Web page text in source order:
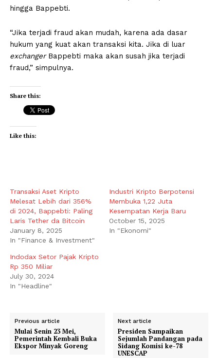
hingga Bappebti.
“Jika terjadi fraud akan mudah, karena ada dasar
hukum yang kuat akan transaksi kita. Jika di luar
exchanger Bappebti maka akan susah jika terjadi
fraud,” simpulnya.
Share this:
Like this:
Transaksi Aset Kripto
Melesat Lebih dari 356%
di 2024, Bappebti: Paling
Laris Tether da Bitcoin
January 8, 2025
In "Finance & Investment"
Industri Kripto Berpotensi
Membuka 1,22 Juta
Kesempatan Kerja Baru
October 15, 2025
In "Ekonomi"
Indodax Setor Pajak Kripto
Rp 350 Miliar
July 30, 2024
In "Headline"
Previous article
Mulai Senin 23 Mei,
Pemerintah Kembali Buka
Ekspor Minyak Goreng
Next article
Presiden Sampaikan
Sejumlah Pandangan pada
Sidang Komisi ke-78
UNESCAP